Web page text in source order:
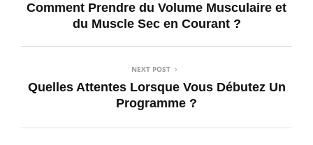
Comment Prendre du Volume Musculaire et
du Muscle Sec en Courant ?
NEXT POST
Quelles Attentes Lorsque Vous Débutez Un
Programme ?